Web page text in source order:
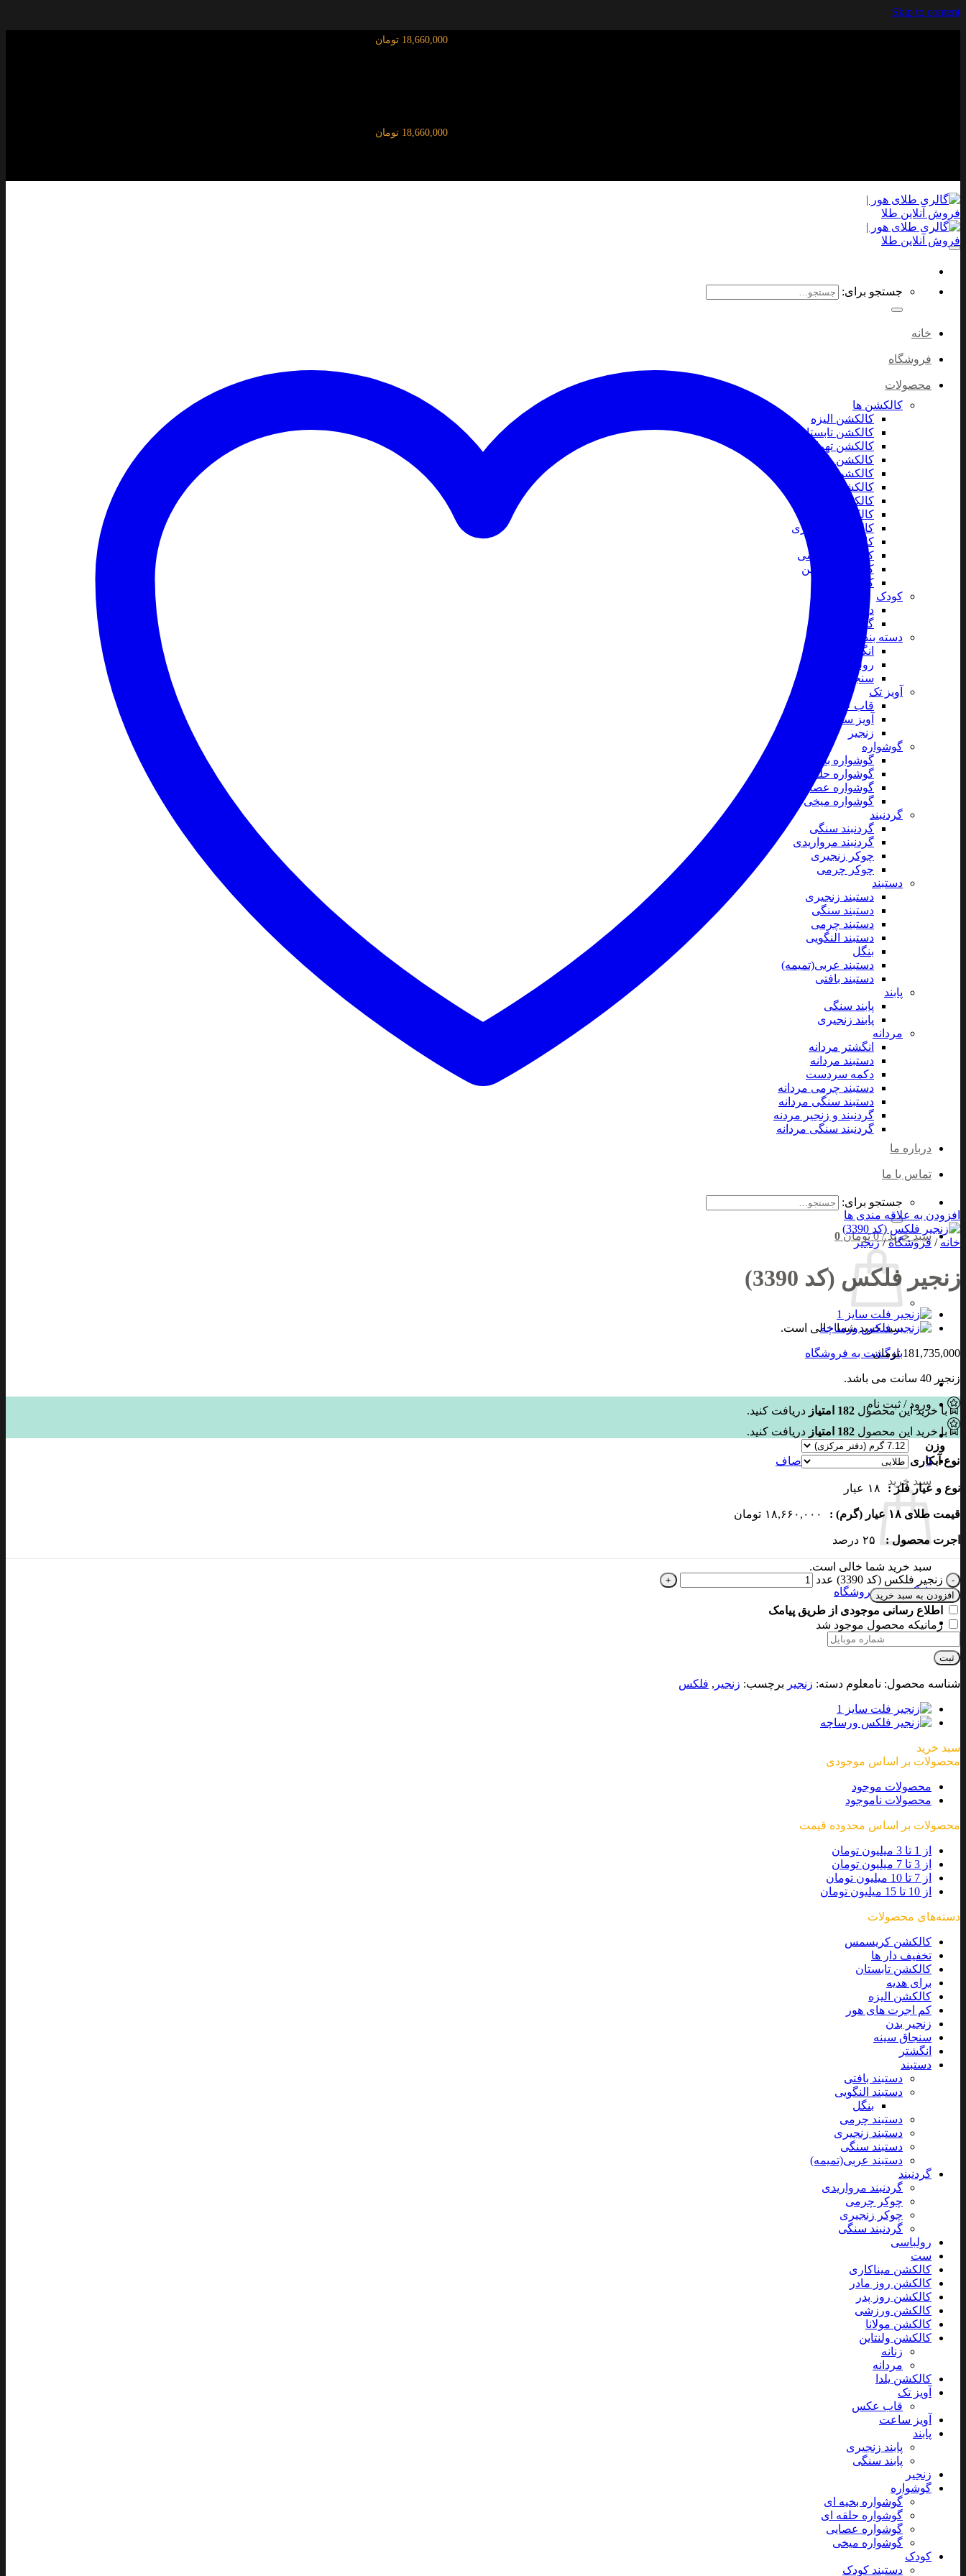
Skip to content
18,660,000 تومان
18,660,000 تومان
جستجو برای:
خانه
فروشگاه
محصولات
کالکشن ها
کالکشن الیزه
کالکشن تابستان
کالکشن تهران
کالکشن روز پدر
کالکشن روز مادر
کالکشن کریسمس
کالکشن موسیقی
کالکشن مولانا
کالکشن میناکاری
کالکشن نقره
کالکشن ورزشی
کالکشن ولنتاین
کالکشن یلدا
کودک
دستبند کودک
گردنبند کودک
دسته بندی خاص
انگشتر
رولباسی
سنجاق سینه
آویز تک
قاب عکس
آویز ساعت
زنجیر
گوشواره
گوشواره بخیه ای
گوشواره حلقه ای
گوشواره عصایی
گوشواره میخی
گردنبند
گردنبند سنگی
گردنبند مرواریدی
چوکر زنجیری
چوکر چرمی
دستبند
دستبند زنجیری
دستبند سنگی
دستبند چرمی
دستبند النگویی
بنگل
دستبند عربی(تمیمه)
دستبند بافتی
پابند
پابند سنگی
پابند زنجیری
مردانه
انگشتر مردانه
دستبند مردانه
دکمه سردست
دستبند چرمی مردانه
دستبند سنگی مردانه
گردنبند و زنجیر مردنه
گردنبند سنگی مردانه
درباره ما
تماس با ما
جستجو برای:
سبد خرید /0 تومان 0
سبد خرید شما خالی است.
بازگشت به فروشگاه
ورود / ثبت نام
0
سبد خرید
سبد خرید شما خالی است.
بازگشت به فروشگاه
افزودن به علاقه مندی ها
خانه / فروشگاه / زنجیر
زنجیر فلکس (کد 3390)
181,735,000 تومان
زنجیر 40 سانت می باشد.
با خرید این محصول 182 امتیاز دریافت کنید.
با خرید این محصول 182 امتیاز دریافت کنید.
وزن
نوع آبکاری
صاف
نوع و عیار فلز : ۱۸ عیار
قیمت طلای ۱۸ عیار (گرم) : ۱۸,۶۶۰,۰۰۰ تومان
اجرت محصول : ۲۵ درصد
زنجیر فلکس (کد 3390) عدد
افزودن به سبد خرید
اطلاع رسانی موجودی از طریق پیامک
زمانیکه محصول موجود شد
ثبت
شناسه محصول: نامعلوم دسته: زنجیر برچسب: زنجیر , فلکس
سبد خرید
محصولات بر اساس موجودی
محصولات موجود
محصولات ناموجود
محصولات بر اساس محدوده قیمت
از 1 تا 3 میلیون تومان
از 3 تا 7 میلیون تومان
از 7 تا 10 میلیون تومان
از 10 تا 15 میلیون تومان
دسته‌های محصولات
کالکشن کریسمس
تخفیف دار ها
کالکشن تابستان
برای هدیه
کالکشن الیزه
کم اجرت های هور
زنجیر بدن
سنجاق سینه
انگشتر
دستبند
دستبند بافتی
دستبند النگویی
بنگل
دستبند چرمی
دستبند زنجیری
دستبند سنگی
دستبند عربی(تمیمه)
گردنبند
گردنبند مرواریدی
چوکر چرمی
چوکر زنجیری
گردنبند سنگی
رولباسی
ست
کالکشن میناکاری
کالکشن روز مادر
کالکشن روز پدر
کالکشن ورزشی
کالکشن مولانا
کالکشن ولنتاین
زنانه
مردانه
کالکشن یلدا
آویز تک
قاب عکس
آویز ساعت
پابند
پابند زنجیری
پابند سنگی
زنجیر
گوشواره
گوشواره بخیه ای
گوشواره حلقه ای
گوشواره عصایی
گوشواره میخی
کودک
دستبند کودک